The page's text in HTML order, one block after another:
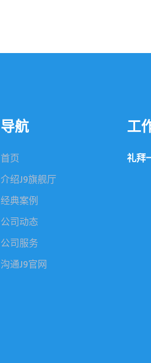
导航
首页
介绍J9旗舰厅
经典案例
公司动态
公司服务
沟通J9官网
工
礼拜